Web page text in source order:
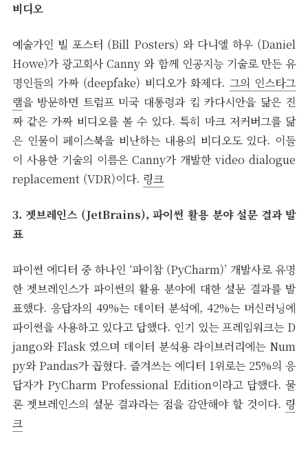
비디오
예술가인 빌 포스터 (Bill Posters) 와 다니엘 하우 (Daniel
Howe)가 광고회사 Canny 와 함께 인공지능 기술로 만든 유
명인들의 가짜 (deepfake) 비디오가 화제다. 그의 인스타그
램을 방문하면 트럼프 미국 대통령과 킴 카다시안을 닮은 진
짜 같은 가짜 비디오를 볼 수 있다. 특히 마크 저커버그를 닮
은 인물이 페이스북을 비난하는 내용의 비디오도 있다. 이들
이 사용한 기술의 이름은 Canny가 개발한 video dialogue
replacement (VDR)이다. 링크
3. 젯브레인스 (JetBrains), 파이썬 활용 분야 설문 결과 발
표
파이썬 에디터 중 하나인 ‘파이참 (PyCharm)’ 개발사로 유명
한 젯브레인스가 파이썬의 활용 분야에 대한 설문 결과를 발
표했다. 응답자의 49%는 데이터 분석에, 42%는 머신러닝에
파이썬을 사용하고 있다고 답했다. 인기 있는 프레임워크는 D
jango와 Flask 였으며 데이터 분석용 라이브러리에는 Num
py와 Pandas가 꼽혔다. 즐겨쓰는 에디터 1위로는 25%의 응
답자가 PyCharm Professional Edition이라고 답했다. 물
론 젯브레인스의 설문 결과라는 점을 감안해야 할 것이다. 링
크